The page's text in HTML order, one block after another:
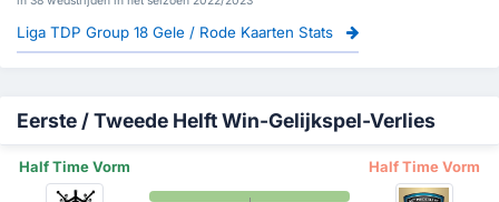
Liga TDP Group 18 Gele / Rode Kaarten Stats
Eerste / Tweede Helft Win-Gelijkspel-Verlies
Half Time Vorm Half Time Vorm